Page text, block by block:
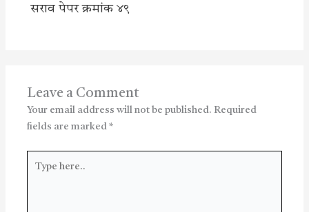
सराव पेपर क्रमांक ४९
Leave a Comment
Your email address will not be published. Required
fields are marked*
here..